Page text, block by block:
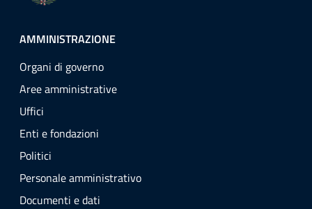
AMMINISTRAZIONE
Organi di governo
Aree amministrative
Uffici
Enti e fondazioni
Politici
Personale amministrativo
Documenti e dati